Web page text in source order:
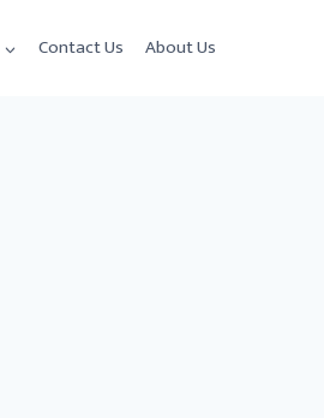
Contact Us About Us